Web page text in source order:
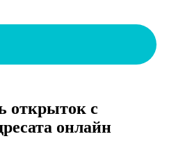
открыток с
онлайн